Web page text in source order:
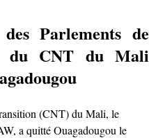
des Parlements de
du CNT du Mali
(CNT) du Mali, le
a quitté Ouagadougou le